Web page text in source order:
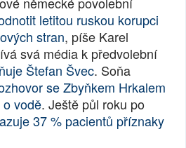
letitou ruskou korupci
stran, píše Karel
svá média k předvolební
Štefan Švec. Soňa
se Zbyňkem Hrkalem
vodě. Ještě půl roku po
37 % pacientů příznaky